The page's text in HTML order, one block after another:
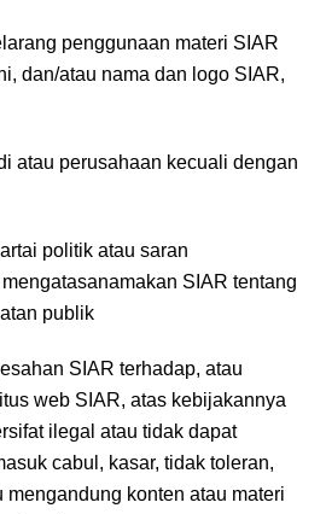
penggunaan materi SIAR
dan/atau nama dan logo SIAR,
atau perusahaan kecuali dengan
politik atau saran
SIAR tentang
publik
SIAR terhadap, atau
web SIAR, atas kebijakannya
ilegal atau tidak dapat
cabul, kasar, tidak toleran,
mengandung konten atau materi